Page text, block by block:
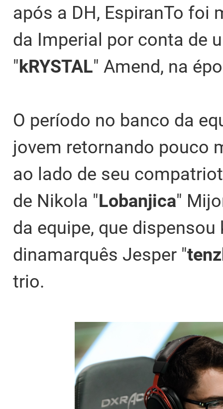
após a DH, EspiranTo foi
da Imperial por conta de
" kRYSTAL" Amend, na
O período no banco da
jovem retornando pouco
ao lado de seu
de Nikola "Lobanjica"
da equipe, que dispensou
dinamarquês Jesper "
trio.